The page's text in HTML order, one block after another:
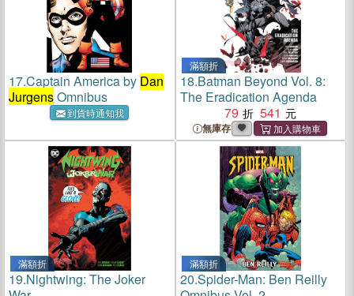
17.Captain America by Dan
JurgensOmnibus
到貨時通知我
滿額折
18.Batman Beyond Vol. 8:
The Eradication Agenda
79
541
無庫存
滿額折
19.Nightwing: The Joker
滿額折
20.Spider-Man: Ben Reilly